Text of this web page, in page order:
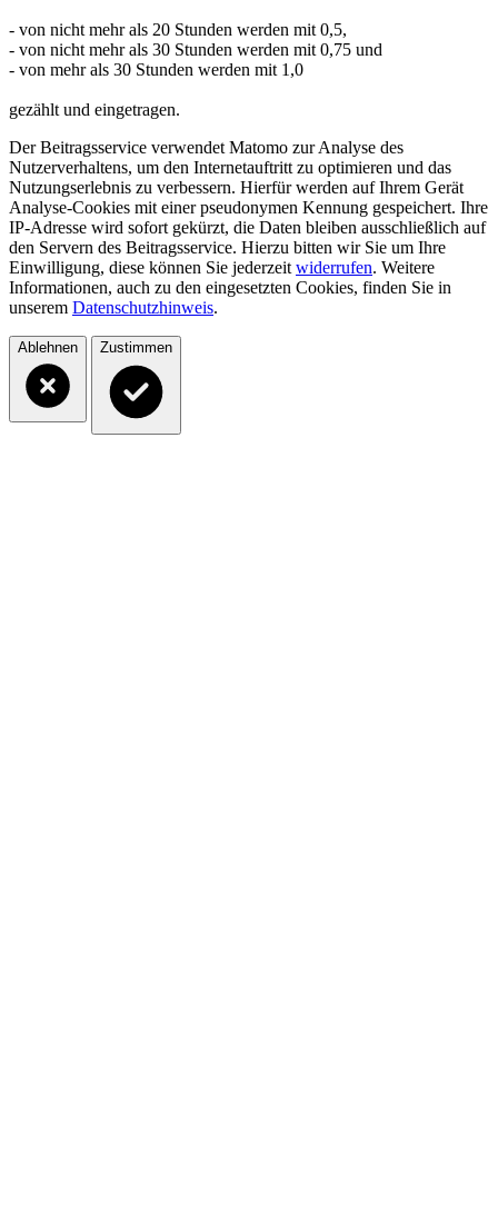
- von nicht mehr als 20 Stunden werden mit 0,5,
- von nicht mehr als 30 Stunden werden mit 0,75 und
- von mehr als 30 Stunden werden mit 1,0
gezählt und eingetragen.
Der Beitragsservice verwendet Matomo zur Analyse des
Nutzerverhaltens, um den Internetauftritt zu optimieren und das
Nutzungserlebnis zu verbessern. Hierfür werden auf Ihrem Gerät
Analyse-Cookies mit einer pseudonymen Kennung gespeichert. Ihre
IP-Adresse wird sofort gekürzt, die Daten bleiben ausschließlich auf
den Servern des Beitragsservice. Hierzu bitten wir Sie um Ihre
Einwilligung, diese können Sie jederzeit widerrufen. Weitere
Informationen, auch zu den eingesetzten Cookies, finden Sie in
unserem Datenschutzhinweis.
Ablehnen Zustimmen